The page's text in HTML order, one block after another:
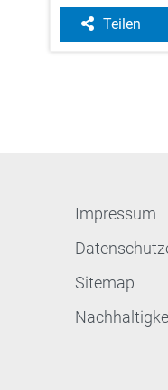
Teilen
Impressum
Sitemap